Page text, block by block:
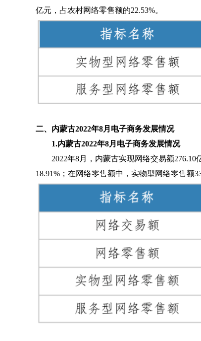
亿元，占农村网络零售额的22.53%。
二、 内蒙古2022年8月电子商务发展情况
1.内蒙古2022年8月电子商务发展情况
2022年8月，内蒙古实现网络交易额
18.91%；在网络零售额中，实物型网络零售额